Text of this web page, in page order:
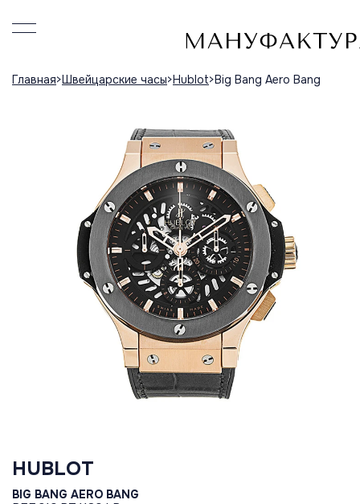
Главная Швейцарские часы Hublot Big Bang Aero Bang
HUBLOT
BIG BANG AERO BANG